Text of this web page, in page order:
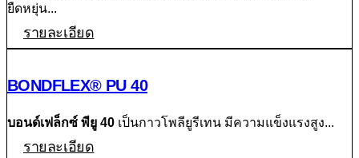
ยืดหยุ่น...
รายละเอียด
BONDFLEX® PU 40
บอนด์เฟล็กซ์ พียู 40 เป็นกาวโพลียูรีเทน มีความแข็งแรงสูง...
รายละเอียด